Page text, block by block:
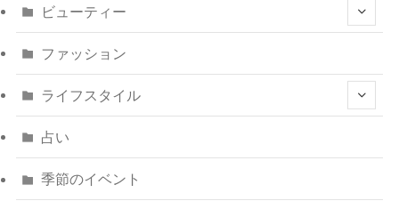
ビューティー
ファッション
ライフスタイル
占い
季節のイベント